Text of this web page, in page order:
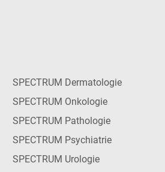
SPECTRUM Dermatologie
SPECTRUM Onkologie
SPECTRUM Pathologie
SPECTRUM Psychiatrie
SPECTRUM Urologie